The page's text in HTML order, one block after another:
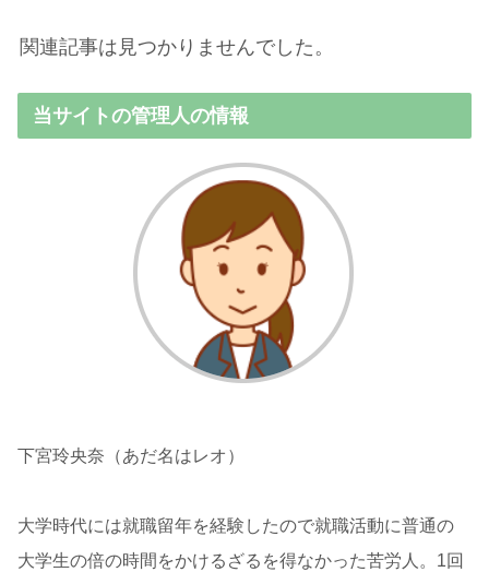
関連記事は見つかりませんでした。
当サイトの管理人の情報
下宮玲央奈（あだ名はレオ）
大学時代には就職留年を経験したので就職活動に普通の
大学生の倍の時間をかけるざるを得なかった苦労人。1回